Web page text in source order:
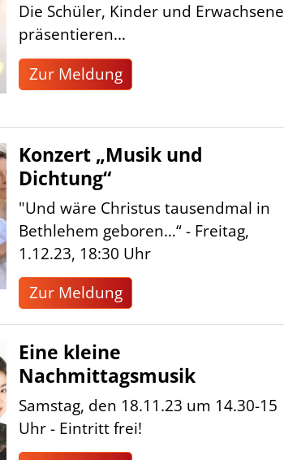
Die Schüler, Kinder und Erwachsene
präsentieren...
Zur Meldung
Konzert „Musik und
Dichtung“
"Und wäre Christus tausendmal in
Bethlehem geboren…“ - Freitag,
1.12.23, 18:30 Uhr
Zur Meldung
Eine kleine
Nachmittagsmusik
Samstag, den 18.11.23 um 14.30-15
Uhr - Eintritt frei!